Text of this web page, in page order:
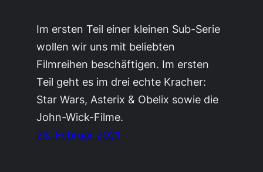
Im ersten Teil einer kleinen Sub-Serie
wollen wir uns mit beliebten
Filmreihen beschäftigen. Im ersten
Teil geht es im drei echte Kracher:
Star Wars, Asterix & Obelix sowie die
John-Wick-Filme.
28. Februar 2021